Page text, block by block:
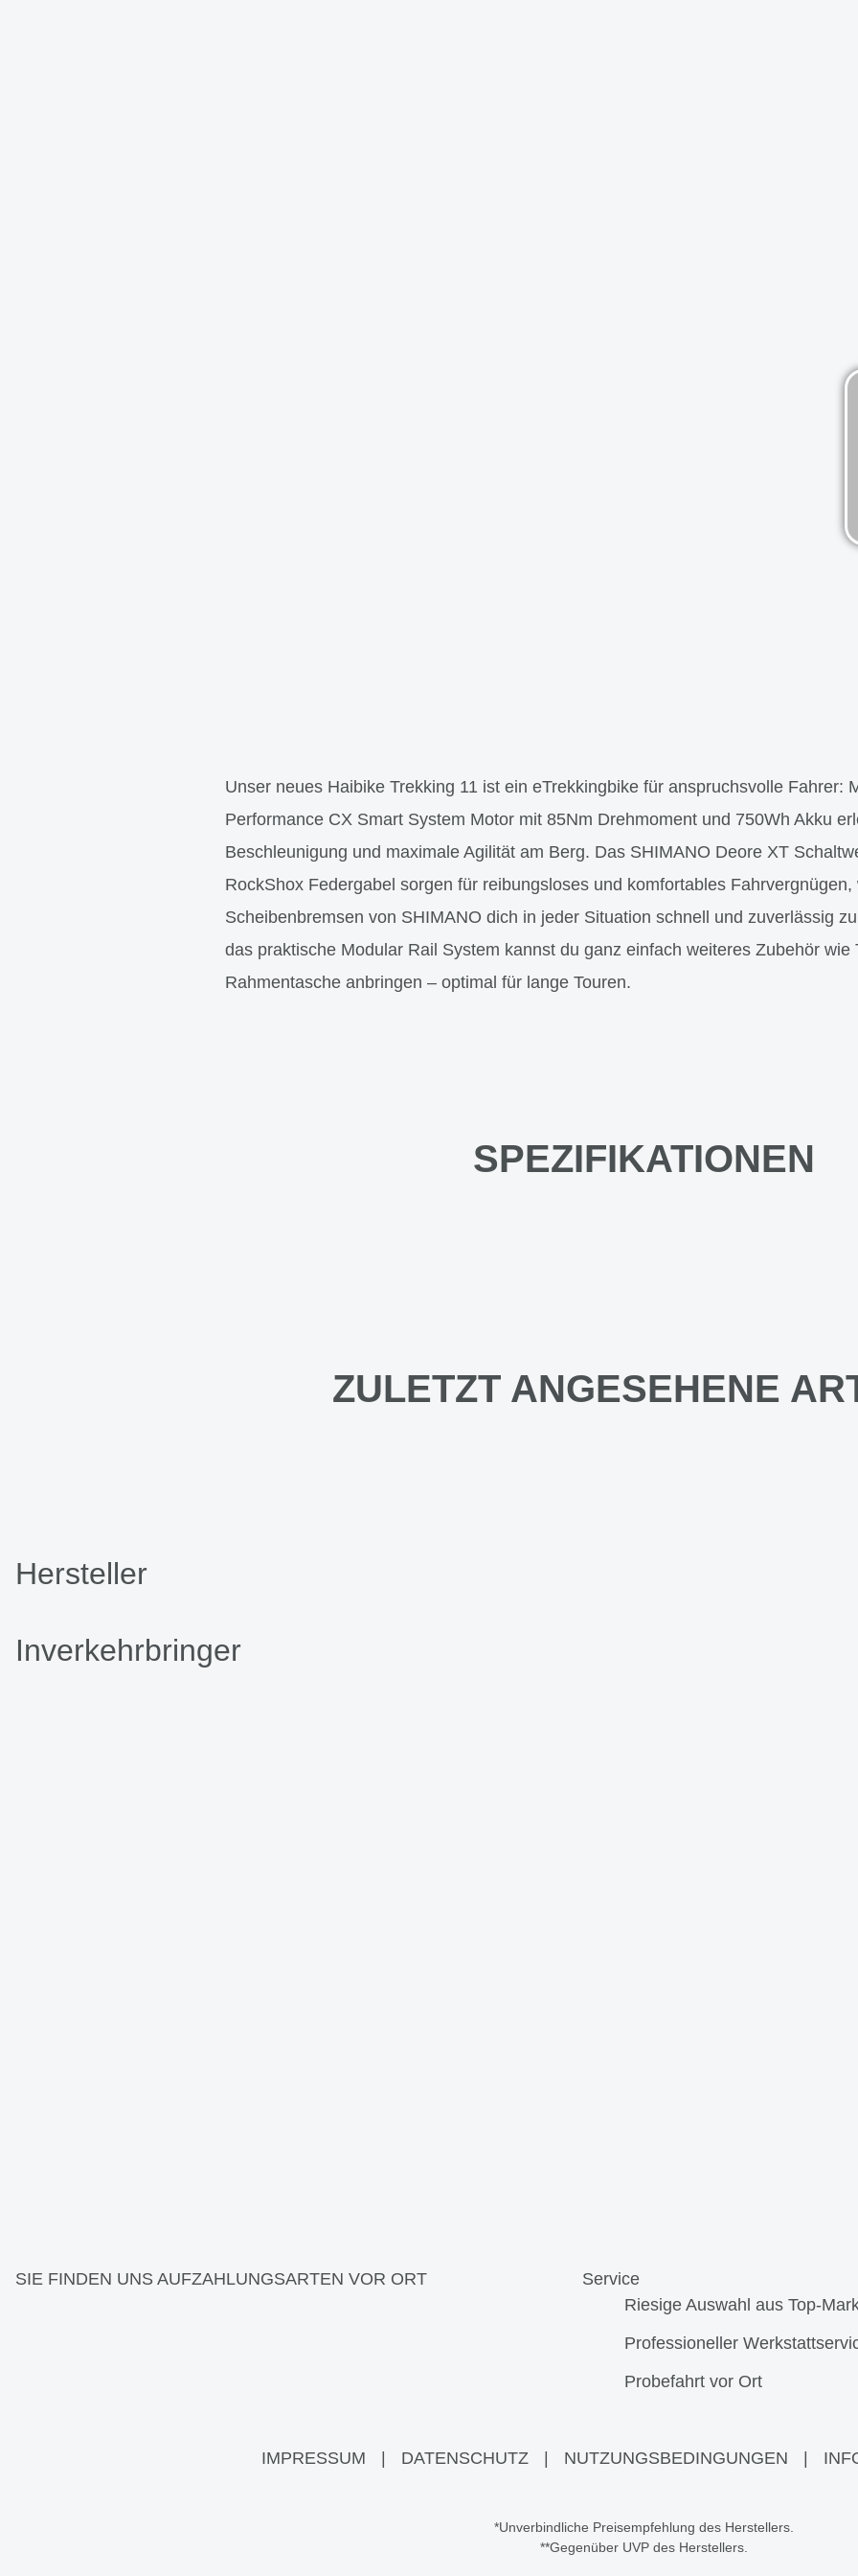
Unser neues Haibike Trekking 11 ist ein eTrekkingbike für anspruchsvolle Fahrer:
Performance CX Smart System Motor mit 85Nm Drehmoment und 750Wh Akku
Beschleunigung und maximale Agilität am Berg. Das SHIMANO Deore XT
RockShox Federgabel sorgen für reibungsloses und komfortables
Scheibenbremsen von SHIMANO dich in jeder Situation schnell und zuverlässig
das praktische Modular Rail System kannst du ganz einfach weiteres Zubehör wie
Rahmentasche anbringen – optimal für lange Touren.
SPEZIFIKATIONEN
ZULETZT ANGESEHENE
Hersteller
Inverkehrbringer
SIE FINDEN UNS AUFZAHLUNGSARTEN VOR ORT
Service
Riesige Auswahl aus Top-
Professioneller
Probefahrt vor Ort
IMPRESSUM DATENSCHUTZ NUTZUNGSBEDINGUNGEN
*Unverbindliche Preisempfehlung des Herstellers.
**Gegenüber UVP des Herstellers.